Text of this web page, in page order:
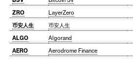
ZRO
LayerZero
币安人生
币安人生
ALGO
Algorand
AERO
Aerodrome Finance